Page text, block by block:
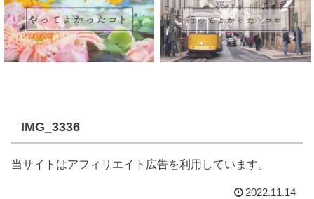
IMG_3336
当サイトはアフィリエイト広告を利用しています。
2022.11.14